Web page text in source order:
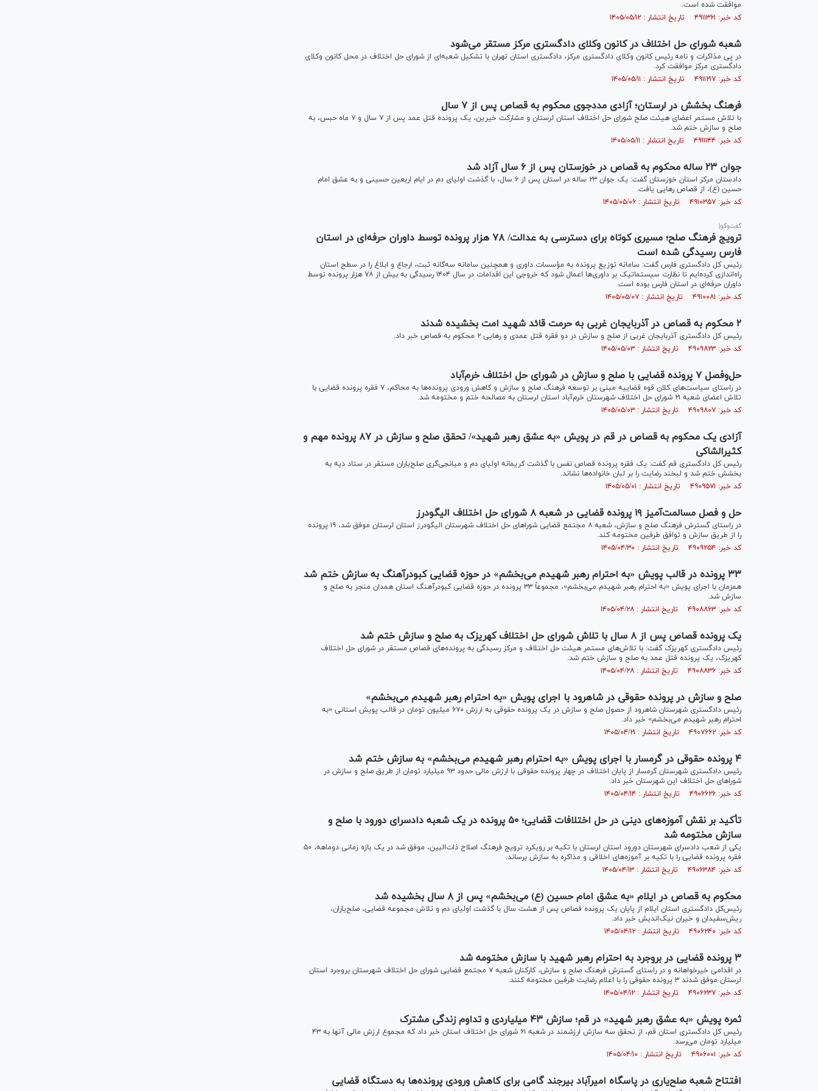
موافقت شده است.
کد خبر: ۴۹۱۱۳۶۱ تاریخ انتشار : ۱۴۰۵/۰۵/۱۲
شعبه شورای حل اختلاف در کانون وکلای دادگستری مرکز مستقر می‌شود
در پی مذاکرات و نامه رئیس کانون وکلای دادگستری مرکز، دادگستری استان تهران با تشکیل شعبه‌ای از شورای حل اختلاف در محل کانون وکلای
دادگستری مرکز موافقت کرد.
کد خبر: ۴۹۱۱۲۱۷ تاریخ انتشار : ۱۴۰۵/۰۵/۱۱
فرهنگ بخشش در لرستان؛ آزادی مددجوی محکوم به قصاص پس از ۷ سال
با تلاش مستمر اعضای هیئت صلح شورای حل اختلاف استان لرستان و مشارکت خیرین، یک پرونده قتل عمد پس از ۷ سال و ۷ ماه حبس، به
صلح و سازش ختم شد.
کد خبر: ۴۹۱۱۱۴۴ تاریخ انتشار : ۱۴۰۵/۰۵/۱۱
جوان ۲۳ ساله محکوم به قصاص در خوزستان پس از ۶ سال آزاد شد
دادستان مرکز استان خوزستان گفت: یک جوان ۲۳ ساله در استان پس از ۶ سال، با گذشت اولیای دم در ایام اربعین حسینی و به عشق امام
حسین (ع)، از قصاص رهایی یافت.
کد خبر: ۴۹۱۰۳۵۷ تاریخ انتشار : ۱۴۰۵/۰۵/۰۶
گفت‌وگو|
ترویج فرهنگ صلح؛ مسیری کوتاه برای دسترسی به عدالت/ ۷۸ هزار پرونده توسط داوران حرفه‌ای در استان
فارس رسیدگی شده است
رئیس کل دادگستری فارس گفت: سامانه توزیع پرونده به مؤسسات داوری و همچنین سامانه سه‌گانه ثبت، ارجاع و ابلاغ را در سطح استان
راه‌اندازی کرده‌ایم تا نظارت سیستماتیک بر داوری‌ها اعمال شود که خروجی این اقدامات در سال ۱۴۰۴ رسیدگی به بیش از ۷۸ هزار پرونده توسط
داوران حرفه‌ای در استان فارس بوده است.
کد خبر: ۴۹۱۰۰۸۱ تاریخ انتشار : ۱۴۰۵/۰۵/۰۷
۲ محکوم به قصاص در آذربایجان غربی به حرمت قائد شهید امت بخشیده شدند
رئیس کل دادگستری آذربایجان غربی از صلح و سازش در دو فقره قتل عمدی و رهایی ۲ محکوم به قصاص خبر داد.
کد خبر: ۴۹۰۹۸۲۳ تاریخ انتشار : ۱۴۰۵/۰۵/۰۳
حل‌وفصل ۷ پرونده قضایی با صلح و سازش در شورای حل اختلاف خرم‌آباد
در راستای سیاست‌های کلان قوه قضاییه مبنی بر توسعه فرهنگ صلح و سازش و کاهش ورودی پرونده‌ها به محاکم، ۷ فقره پرونده قضایی با
تلاش اعضای شعبه ۲۱ شورای حل اختلاف شهرستان خرم‌آباد استان لرستان به مصالحه ختم و مختومه شد.
کد خبر: ۴۹۰۹۸۰۷ تاریخ انتشار : ۱۴۰۵/۰۵/۰۳
آزادی یک محکوم به قصاص در قم در پویش «به عشق رهبر شهید»/ تحقق صلح و سازش در ۸۷ پرونده مهم و
کثیرالشاکی
رئیس کل دادگستری قم گفت: یک فقره پرونده قصاص نفس با گذشت کریمانه اولیای دم و میانجی‌گری صلح‌یاران مستقر در ستاد دیه به
بخشش ختم شد و لبخند رضایت را بر لبان خانواده‌ها نشاند.
کد خبر: ۴۹۰۹۵۷۱ تاریخ انتشار : ۱۴۰۵/۰۵/۰۱
حل و فصل مسالمت‌آمیز ۱۹ پرونده قضایی در شعبه ۸ شورای حل اختلاف الیگودرز
در راستای گسترش فرهنگ صلح و سازش، شعبه ۸ مجتمع قضایی شورا‌های حل اختلاف شهرستان الیگودرز استان لرستان موفق شد، ۱۹ پرونده
را از طریق سازش و توافق طرفین مختومه کند.
کد خبر: ۴۹۰۹۲۵۴ تاریخ انتشار : ۱۴۰۵/۰۴/۳۰
۳۳ پرونده در قالب پویش «به احترام رهبر شهیدم می‌بخشم» در حوزه قضایی کبودرآهنگ به سازش ختم شد
همزمان با اجرای پویش «به احترام رهبر شهیدم می‌بخشم»، مجموعاً ۳۳ پرونده در حوزه قضایی کبودرآهنگ استان همدان منجر به صلح و
سازش شد.
کد خبر: ۴۹۰۸۸۶۳ تاریخ انتشار : ۱۴۰۵/۰۴/۲۸
یک پرونده قصاص پس از ۸ سال با تلاش شورای حل اختلاف کهریزک به صلح و سازش ختم شد
رئیس دادگستری کهریزک گفت: با تلاش‌های مستمر هیئت حل اختلاف و مرکز رسیدگی به پرونده‌های قصاص مستقر در شورای حل اختلاف
کهریزک، یک پرونده قتل عمد به صلح و سازش ختم شد.
کد خبر: ۴۹۰۸۸۳۶ تاریخ انتشار : ۱۴۰۵/۰۴/۲۸
صلح و سازش در پرونده حقوقی در شاهرود با اجرای پویش «به احترام رهبر شهیدم می‌بخشم»
رئیس دادگستری شهرستان شاهرود از حصول صلح و سازش در یک پرونده حقوقی به ارزش ۶۷۰ میلیون تومان در قالب پویش استانی «به
احترام رهبر شهیدم می‌بخشم» خبر داد.
کد خبر: ۴۹۰۷۶۶۲ تاریخ انتشار : ۱۴۰۵/۰۴/۲۱
۴ پرونده حقوقی در گرمسار با اجرای پویش «به احترام رهبر شهیدم می‌بخشم» به سازش ختم شد
رئیس دادگستری شهرستان گرمسار از پایان اختلاف در چهار پرونده حقوقی با ارزش مالی حدود ۹۳ میلیارد تومان از طریق صلح و سازش در
شورا‌های حل اختلاف این شهرستان خبر داد.
کد خبر: ۴۹۰۶۶۲۶ تاریخ انتشار : ۱۴۰۵/۰۴/۱۴
تأکید بر نقش آموزه‌های دینی در حل اختلافات قضایی؛ ۵۰ پرونده در یک شعبه دادسرای دورود با صلح و
سازش مختومه شد
یکی از شعب دادسرای شهرستان دورود استان لرستان با تکیه بر رویکرد ترویج فرهنگ اصلاح ذات‌البین، موفق شد در یک بازه زمانی دوماهه، ۵۰
فقره پرونده قضایی را با تکیه بر آموزه‌های اخلاقی و مذاکره به سازش برساند.
کد خبر: ۴۹۰۶۳۸۴ تاریخ انتشار : ۱۴۰۵/۰۴/۱۳
محکوم به قصاص در ایلام «به عشق امام حسین (ع) می‌بخشم» پس از ۸ سال بخشیده شد
رئیس‌کل دادگستری استان ایلام از پایان یک پرونده قصاص پس از هشت سال با گذشت اولیای دم و تلاش مجموعه قضایی، صلح‌یاران،
ریش‌سفیدان و خیران نیک‌اندیش خبر داد.
کد خبر: ۴۹۰۶۲۴۰ تاریخ انتشار : ۱۴۰۵/۰۴/۱۲
۳ پرونده قضایی در بروجرد به احترام رهبر شهید با سازش مختومه شد
در اقدامی خیرخواهانه و در راستای گسترش فرهنگ صلح و سازش، کارکنان شعبه ۷ مجتمع قضایی شورای حل اختلاف شهرستان بروجرد استان
لرستان موفق شدند ۳ پرونده حقوقی را با اعلام رضایت طرفین مختومه کنند.
کد خبر: ۴۹۰۶۲۳۷ تاریخ انتشار : ۱۴۰۵/۰۴/۱۲
ثمره پویش «به عشق رهبر شهید» در قم؛ سازش ۴۳ میلیاردی و تداوم زندگی مشترک
رئیس کل دادگستری استان قم، از تحقق سه سازش ارزشمند در شعبه ۶۱ شورای حل اختلاف استان خبر داد که مجموع ارزش مالی آنها به ۴۳
میلیارد تومان می‌رسد.
کد خبر: ۴۹۰۶۰۰۱ تاریخ انتشار : ۱۴۰۵/۰۴/۱۰
افتتاح شعبه صلح‌یاری در پاسگاه امیرآباد بیرجند گامی برای کاهش ورودی پرونده‌ها به دستگاه قضایی